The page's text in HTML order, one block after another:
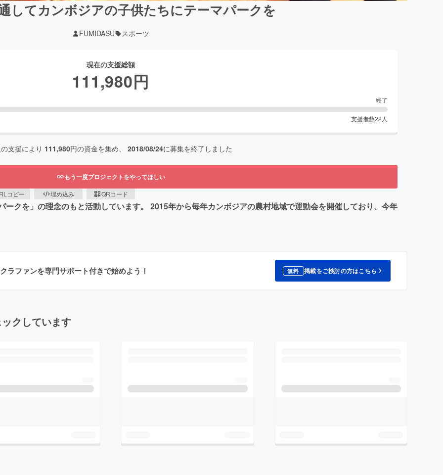
してカンボジアの子供たちにテーマパークを
FUMIDASU スポーツ
現在の支援総額
111,980円
終了
支援者数22 人
支援により 111,980円の資金を集め、 2018/08/24に募集を終了しました
もう一度プロジェクトをやってほしい
コピー 埋め込み QRコード
クを」の理念のもと活動しています。 2015年から毎年カンボジアの農村地域で運動会を開催しており、今年
ラファンを専門サポート付きで始めよう！ 無料 掲載をご検討の方はこちら
クしています